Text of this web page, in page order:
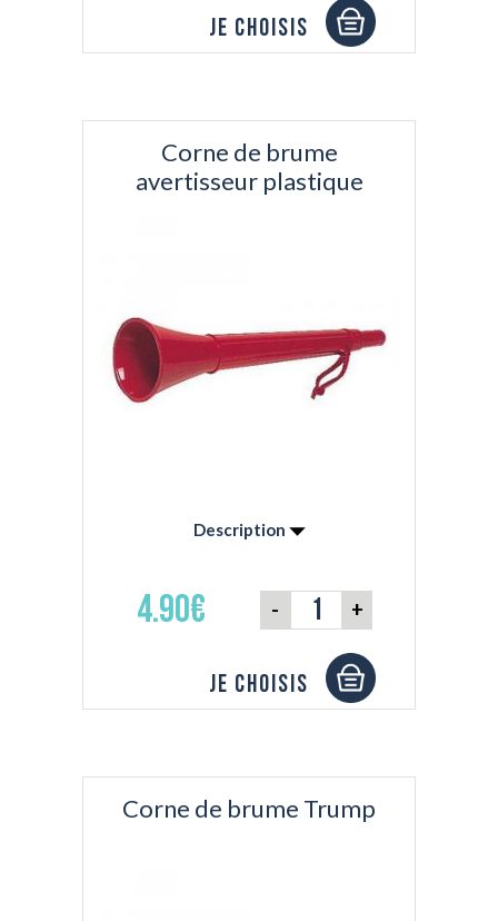
Je choisis
Corne de brume
avertisseur plastique
Description
dispositif de sécurité
4.90€ - +
Je choisis
Corne de brume Trump